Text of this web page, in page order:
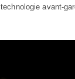
avant-